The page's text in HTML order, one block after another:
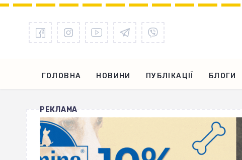
ГОЛОВНА НОВИНИ ПУБЛІКАЦІЇ БЛОГИ
РЕКЛАМА